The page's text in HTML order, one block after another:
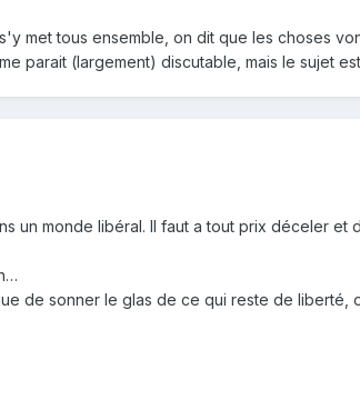
met tous ensemble, on dit que les choses
parait (largement) discutable, mais le sujet
un monde libéral. Il faut a tout prix déceler et
de sonner le glas de ce qui reste de liberté,